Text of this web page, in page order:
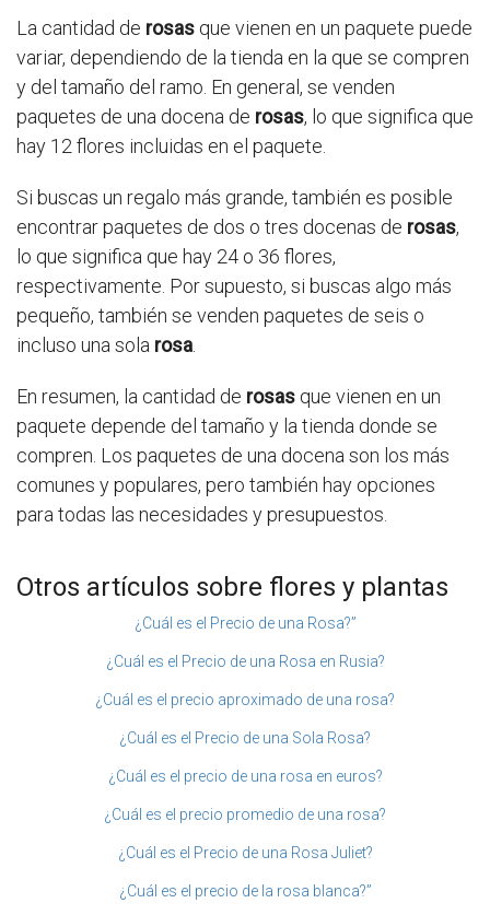
La cantidad de rosas que vienen en un paquete puede
variar, dependiendo de la tienda en la que se compren
y del tamaño del ramo. En general, se venden
paquetes de una docena de rosas, lo que significa que
hay 12 flores incluidas en el paquete.
Si buscas un regalo más grande, también es posible
encontrar paquetes de dos o tres docenas de rosas,
lo que significa que hay 24 o 36 flores,
respectivamente. Por supuesto, si buscas algo más
pequeño, también se venden paquetes de seis o
incluso una sola rosa
En resumen, la cantidad de rosas que vienen en un
paquete depende del tamaño y la tienda donde se
compren. Los paquetes de una docena son los más
comunes y populares, pero también hay opciones
para todas las necesidades y presupuestos.
Otros artículos sobre flores y plantas
¿Cuál es el Precio de una Rosa?”
¿Cuál es el Precio de una Rosa en Rusia?
¿Cuál es el precio aproximado de una rosa?
¿Cuál es el Precio de una Sola Rosa?
¿Cuál es el precio de una rosa en euros?
¿Cuál es el precio promedio de una rosa?
¿Cuál es el Precio de una Rosa Juliet?
¿Cuál es el precio de la rosa blanca?”